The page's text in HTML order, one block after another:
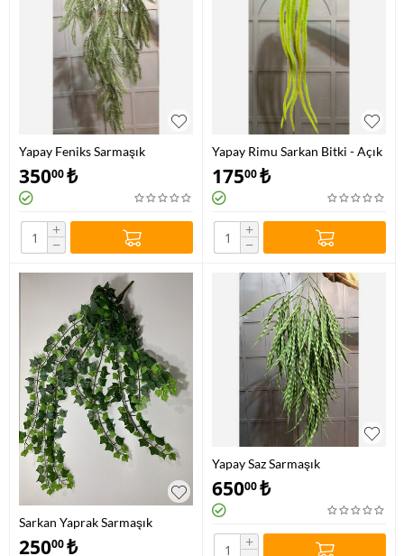
Yapay Feniks Sarmaşık
35000₺
+
−
Yapay Rimu Sarkan Bitki - Açık
Yeşil
17500₺
+
−
Sarkan Yaprak Sarmaşık
25000₺
Yapay Saz Sarmaşık
65000₺
+